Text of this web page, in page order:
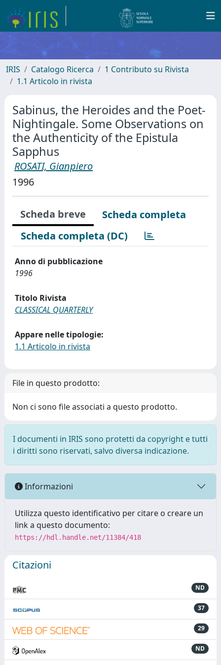
IRIS Catalogo Ricerca
1 Contributo su Rivista
1.1 Articolo in rivista
Sabinus, the Heroides and the Poet-
Nightingale. Some Observations on
the Authenticity of the Epistula
Sapphus
ROSATI, Gianpiero
1996
Scheda breve
Scheda completa
Scheda completa (DC)
Anno di pubblicazione
1996
Titolo Rivista
CLASSICAL QUARTERLY
Appare nelle tipologie:
1.1 Articolo in rivista
File in questo prodotto:
Non ci sono file associati a questo prodotto.
I documenti in IRIS sono protetti da copyright e tutti
i diritti sono riservati, salvo diversa indicazione.
Informazioni
Utilizza questo identificativo per citare o creare un
link a questo documento:
https://hdl.handle.net/11384/418
Citazioni
ND
37
29
ND